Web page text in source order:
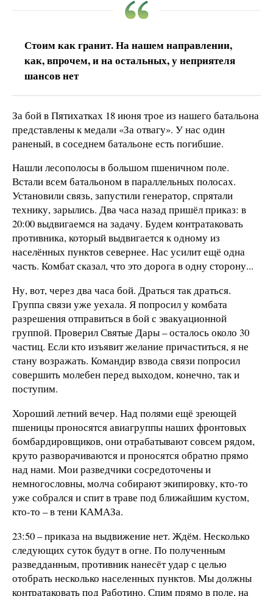
Стоим как гранит. На нашем направлении,
как, впрочем, и на остальных, у неприятеля
шансов нет
За бой в Пятихатках 18 июня трое из нашего батальона
представлены к медали «За отвагу». У нас один
раненый, в соседнем батальоне есть погибшие.
Нашли лесополосы в большом пшеничном поле.
Встали всем батальоном в параллельных полосах.
Установили связь, запустили генератор, спрятали
технику, зарылись. Два часа назад пришёл приказ: в
20:00 выдвигаемся на задачу. Будем контратаковать
противника, который выдвигается к одному из
населённых пунктов севернее. Нас усилит ещё одна
часть. Комбат сказал, что это дорога в одну сторону...
Ну, вот, через два часа бой. Драться так драться.
Группа связи уже уехала. Я попросил у комбата
разрешения отправиться в бой с эвакуационной
группой. Проверил Святые Дары – осталось около 30
частиц. Если кто изъявит желание причаститься, я не
стану возражать. Командир взвода связи попросил
совершить молебен перед выходом, конечно, так и
поступим.
Хороший летний вечер. Над полями ещё зреющей
пшеницы проносятся авиагруппы наших фронтовых
бомбардировщиков, они отрабатывают совсем рядом,
круто разворачиваются и проносятся обратно прямо
над нами. Мои разведчики сосредоточены и
немногословны, молча собирают экипировку, кто-то
уже собрался и спит в траве под ближайшим кустом,
кто-то – в тени КАМАЗа.
23:50 – приказа на выдвижение нет. Ждём. Несколько
следующих суток будут в огне. По полученным
разведданным, противник нанесёт удар с целью
отобрать несколько населенных пунктов. Мы должны
контратаковать под Работино. Спим прямо в поле, на